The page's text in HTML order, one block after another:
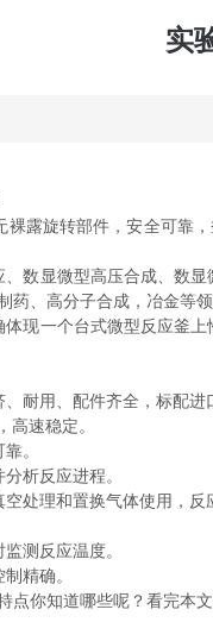
实
旋转部件，安全可靠，
显微型高压合成、数显
药、高分子合成，冶金等
一个台式微型反应釜上
用、配件齐全，标配进
速稳定。
。
析反应进程。
理和置换气体使用，反
测反应温度。
精确。
点你知道哪些呢？看完本